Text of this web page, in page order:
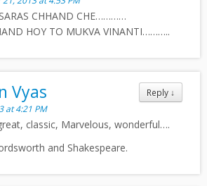
CHHAND CHE…………
HOY TO MUKVA VINANTI………..
Reply ↓
Vyas
at 4:21 PM
classic, Marvelous, wonderful….
and Shakespeare.